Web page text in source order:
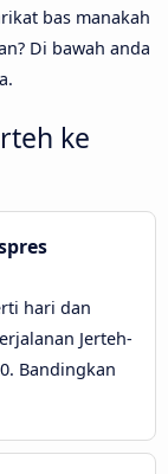
bas manakah
Di bawah anda
ke
hari dan
Jerteh-
Bandingkan